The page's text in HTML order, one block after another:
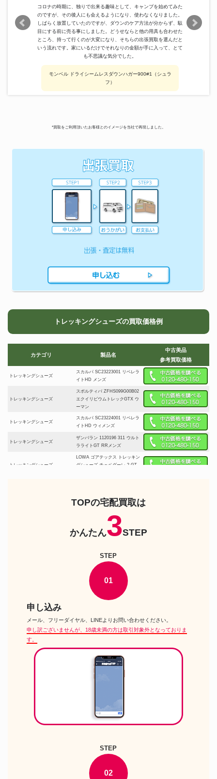
コロナの時期に、独りで出来る趣味として、キャンプを始めてみた
のですが、その後人にも会えるようになり、使わなくなりました。
しばらく放置していたのですが、ダウンのケア方法が分からず、駄
目にする前に売る事にしました。どうせならと他の用具も合わせた
ところ、持って行くのが大変になり、そちらの出張買取を選んだと
いう流れです。家にいるだけでそれなりの金額が手に入って、とて
も不思議な気分でした。
モンベル ドライシームレスダウンハガー900#1（シュラ
フ）
*買取をご利用頂いたお客様とのイメージを当社で再現しました。
トレッキングシューズの買取価格例
カテゴリ 製品名
中古美品
参考買取価格
トレッキングシューズ
スカルパ SC23223001 リベレラ
イトHD メンズ
トレッキングシューズ
スポルティバ ZFHS099G00B02
エクイリビウムトレックGTX ウ
ーマン
トレッキングシューズ
スカルパ SC23224001 リベレラ
イトHD ウィメンズ
トレッキングシューズ
ザンバラン 1120196 311 ウルト
ラライトGT RRメンズ
トレッキングシューズ
LOWA ゴアテックス トレッキン
グシューズ チェベダーレ 2 GT
SIRPF630
アゾロ #1829676 ファインダー
GV ウィメンズ
アGT WXL ウィメンズ
KAHA 2 LOW GTX ゴアテック
ザンバラン 1120141 パスビオ
GT メンズ
トレッキングシューズ
トレッキングシューズ
アゾロ #1829665 ファルコGV
トレッキングシューズ
ローバー L510807-9748 レネゲ
ードX GTミッド メンズ
アディダス IE3362 TERREX
Caravan トレッキング シューズ
GK85 0011850
アゾロ #1829689 グリッドミッ
ドGV メンズ
サロモン L47181500 クエストロ
ーブ ゴアテックス ウィメンズ
TOPの宅配買取は
かんたん3STEP
STEP
01
申し込み
メール、フリーダイヤル、LINEよりお問い合わせください。
申し訳ございませんが、18歳未満の方は取引対象外となっておりま
す。
STEP
02